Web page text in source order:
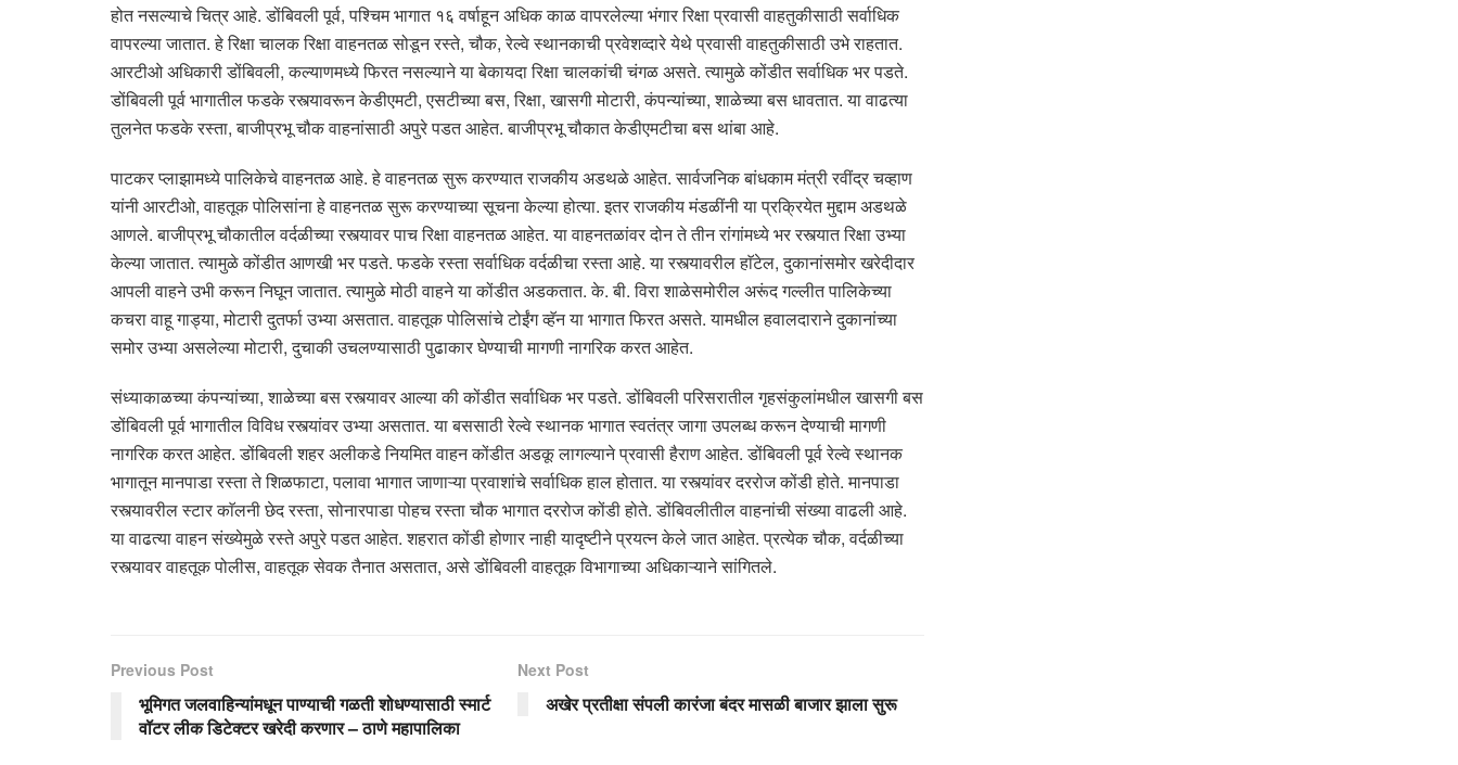
होत नसल्याचे चित्र आहे. डोंबिवली पूर्व, पश्चिम भागात १६ वर्षाहून अधिक काळ वापरलेल्या भंगार रिक्षा प्रवासी वाहतुकीसाठी सर्वाधिक
वापरल्या जातात. हे रिक्षा चालक रिक्षा वाहनतळ सोडून रस्ते, चौक, रेल्वे स्थानकाची प्रवेशव्दारे येथे प्रवासी वाहतुकीसाठी उभे राहतात.
आरटीओ अधिकारी डोंबिवली, कल्याणमध्ये फिरत नसल्याने या बेकायदा रिक्षा चालकांची चंगळ असते. त्यामुळे कोंडीत सर्वाधिक भर पडते.
डोंबिवली पूर्व भागातील फडके रस्त्यावरून केडीएमटी, एसटीच्या बस, रिक्षा, खासगी मोटारी, कंपन्यांच्या, शाळेच्या बस धावतात. या वाढत्या
तुलनेत फडके रस्ता, बाजीप्रभू चौक वाहनांसाठी अपुरे पडत आहेत. बाजीप्रभू चौकात केडीएमटीचा बस थांबा आहे.
पाटकर प्लाझामध्ये पालिकेचे वाहनतळ आहे. हे वाहनतळ सुरू करण्यात राजकीय अडथळे आहेत. सार्वजनिक बांधकाम मंत्री रवींद्र चव्हाण
यांनी आरटीओ, वाहतूक पोलिसांना हे वाहनतळ सुरू करण्याच्या सूचना केल्या होत्या. इतर राजकीय मंडळींनी या प्रक्रियेत मुद्दाम अडथळे
आणले. बाजीप्रभू चौकातील वर्दळीच्या रस्त्यावर पाच रिक्षा वाहनतळ आहेत. या वाहनतळांवर दोन ते तीन रांगांमध्ये भर रस्त्यात रिक्षा उभ्या
केल्या जातात. त्यामुळे कोंडीत आणखी भर पडते. फडके रस्ता सर्वाधिक वर्दळीचा रस्ता आहे. या रस्त्यावरील हाॅटेल, दुकानांसमोर खरेदीदार
आपली वाहने उभी करून निघून जातात. त्यामुळे मोठी वाहने या कोंडीत अडकतात. के. बी. विरा शाळेसमोरील अरूंद गल्लीत पालिकेच्या
कचरा वाहू गाड्या, मोटारी दुतर्फा उभ्या असतात. वाहतूक पोलिसांचे टोईंग व्हॅन या भागात फिरत असते. यामधील हवालदाराने दुकानांच्या
समोर उभ्या असलेल्या मोटारी, दुचाकी उचलण्यासाठी पुढाकार घेण्याची मागणी नागरिक करत आहेत.
संध्याकाळच्या कंपन्यांच्या, शाळेच्या बस रस्त्यावर आल्या की कोंडीत सर्वाधिक भर पडते. डोंबिवली परिसरातील गृहसंकुलांमधील खासगी बस
डोंबिवली पूर्व भागातील विविध रस्त्यांवर उभ्या असतात. या बससाठी रेल्वे स्थानक भागात स्वतंत्र जागा उपलब्ध करून देण्याची मागणी
नागरिक करत आहेत. डोंबिवली शहर अलीकडे नियमित वाहन कोंडीत अडकू लागल्याने प्रवासी हैराण आहेत. डोंबिवली पूर्व रेल्वे स्थानक
भागातून मानपाडा रस्ता ते शिळफाटा, पलावा भागात जाणाऱ्या प्रवाशांचे सर्वाधिक हाल होतात. या रस्त्यांवर दररोज कोंडी होते. मानपाडा
रस्त्यावरील स्टार काॅलनी छेद रस्ता, सोनारपाडा पोहच रस्ता चौक भागात दररोज कोंडी होते. डोंबिवलीतील वाहनांची संख्या वाढली आहे.
या वाढत्या वाहन संख्येमुळे रस्ते अपुरे पडत आहेत. शहरात कोंडी होणार नाही यादृष्टीने प्रयत्न केले जात आहेत. प्रत्येक चौक, वर्दळीच्या
रस्त्यावर वाहतूक पोलीस, वाहतूक सेवक तैनात असतात, असे डोंबिवली वाहतूक विभागाच्या अधिकाऱ्याने सांगितले.
Previous Post
भूमिगत जलवाहिन्यांमधून पाण्याची गळती शोधण्यासाठी स्मार्ट
वॉटर लीक डिटेक्टर खरेदी करणार – ठाणे महापालिका
Next Post
अखेर प्रतीक्षा संपली कारंजा बंदर मासळी बाजार झाला सुरू